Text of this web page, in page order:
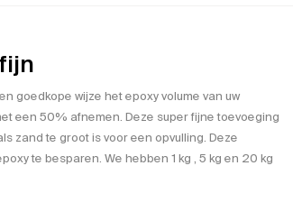
goedkope wijze het epoxy volume van uw
een 50% afnemen. Deze super fijne toevoeging
zand te groot is voor een opvulling. Deze
te besparen. We hebben 1 kg , 5 kg en 20 kg